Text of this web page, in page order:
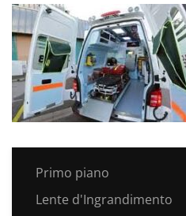
Primo piano
Lente d'Ingrandimento